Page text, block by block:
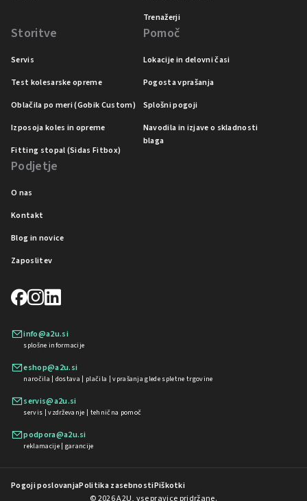
Trenažerji
Storitve
Servis
Test kolesarske opreme
Oblačila po meri (Gobik Custom)
Izposoja koles in opreme
Fitting stopal (Sidas Fitbox)
Pomoč
Lokacije in delovni časi
Pogosta vprašanja
Splošni pogoji
Navodila in izjave o skladnosti
blaga
Podjetje
O nas
Kontakt
Blog in novice
Zaposlitev
info@a2u.si
splošne informacije
eshop@a2u.si
naročila | dostava | plačila | vprašanja glede spletne trgovine
servis@a2u.si
servis | vzdrževanje | tehnična pomoč
podpora@a2u.si
reklamacije | garancije
Pogoji poslovanjaPolitika zasebnostiPiškotki
© 2026 A2U, vse pravice pridržane.